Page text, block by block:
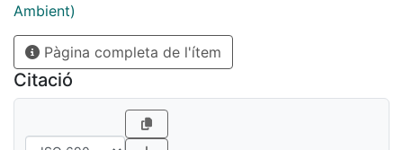
(SEITZ, 1969; CAPPELETTI & POLDINI, 1984). Es
presenten, tanmateix, discrepancies importants pel
que fa a la morfología seminal, en especial de
l'ornamentació de l'episperma, en les especies A.
anthora, A. napellus s.l., A. burnatii i A. vulparia subsp.
ranunculifoiium. Es presenta, sovint, polimorfisme
seminal en les diferentes poblacions, aïllades
Ambient)
Pàgina completa de l'ítem
Citació